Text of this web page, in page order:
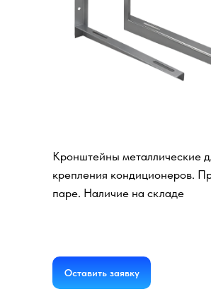
Кронштейны для
крепления
кондиционеров
Оставить заявку
Кронштейны металлические
крепления кондиционеров.
паре. Наличие на складе